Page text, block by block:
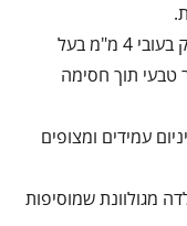
הגנה מלאה מגשם וברד: פאנל אקריל ייצוק בעובי 4 מ"מ בעל
טבעי תוך חסימה
עמידים ומצופים
מגולוונת שמוסיפות